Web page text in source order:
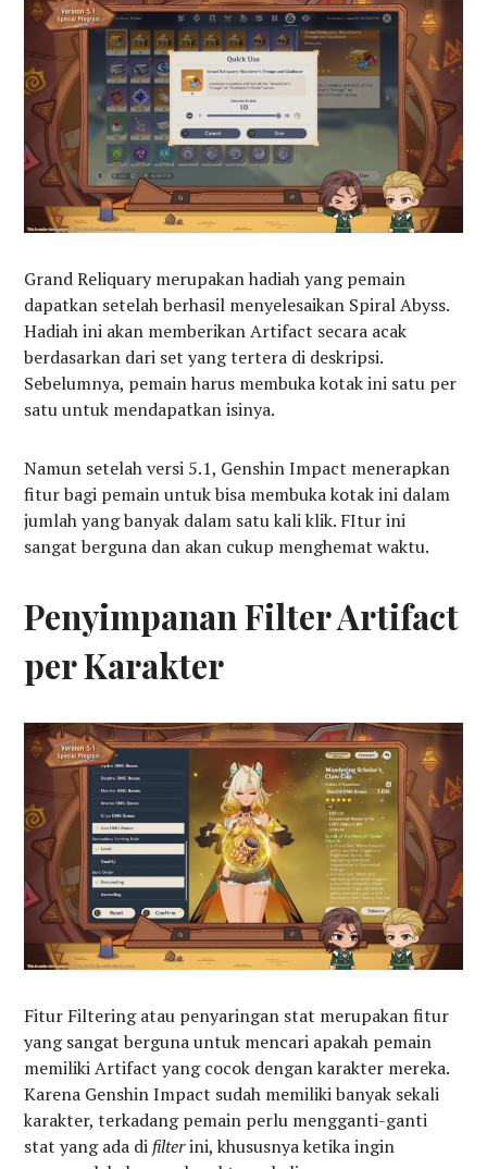
Grand Reliquary merupakan hadiah yang pemain
dapatkan setelah berhasil menyelesaikan Spiral Abyss.
Hadiah ini akan memberikan Artifact secara acak
berdasarkan dari set yang tertera di deskripsi.
Sebelumnya, pemain harus membuka kotak ini satu per
satu untuk mendapatkan isinya.
Namun setelah versi 5.1, Genshin Impact menerapkan
fitur bagi pemain untuk bisa membuka kotak ini dalam
jumlah yang banyak dalam satu kali klik. FItur ini
sangat berguna dan akan cukup menghemat waktu.
Penyimpanan Filter Artifact
per Karakter
Fitur Filtering atau penyaringan stat merupakan fitur
yang sangat berguna untuk mencari apakah pemain
memiliki Artifact yang cocok dengan karakter mereka.
Karena Genshin Impact sudah memiliki banyak sekali
karakter, terkadang pemain perlu mengganti-ganti
stat yang ada di filterini, khususnya ketika ingin